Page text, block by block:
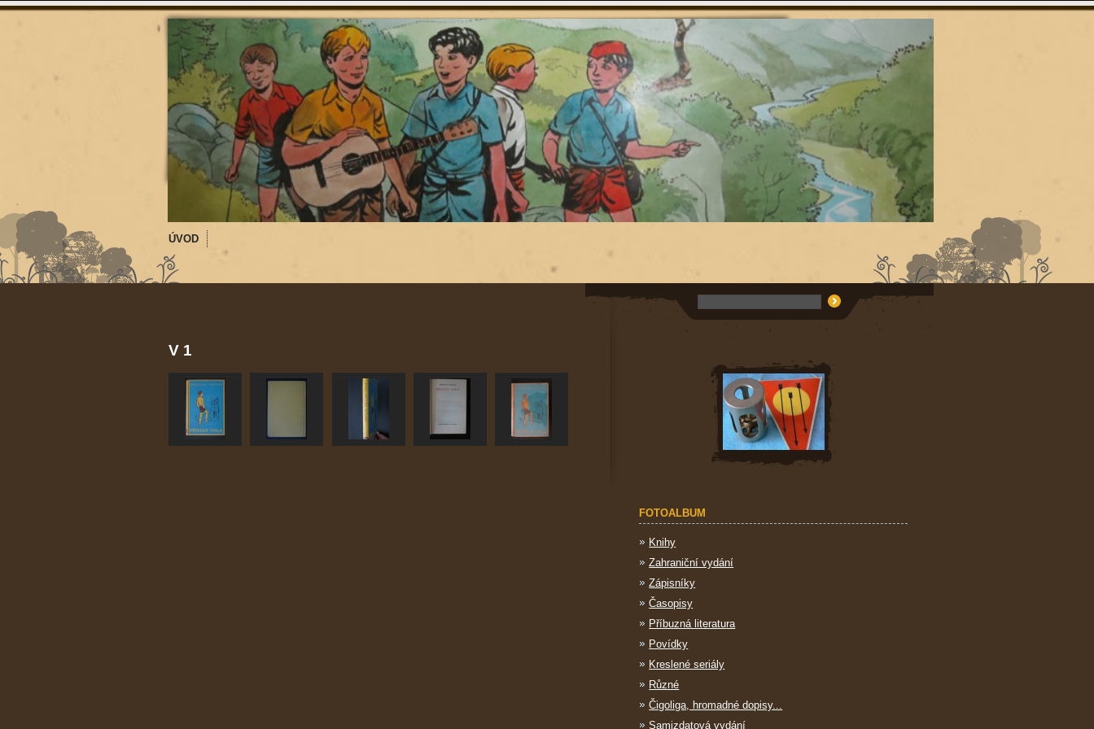
ÚVOD
V 1
FOTOALBUM
Knihy
Zahraniční vydání
Zápisníky
Časopisy
Příbuzná literatura
Povídky
Kreslené seriály
Různé
Čigoliga, hromadné dopisy...
Samizdatová vydání